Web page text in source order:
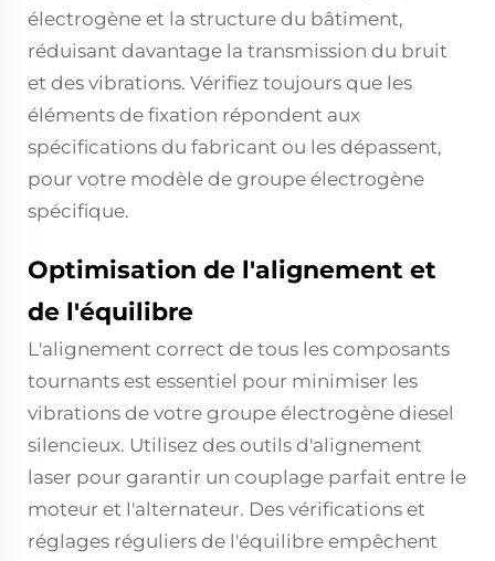
électrogène et la structure du bâtiment,
réduisant davantage la transmission du bruit
et des vibrations. Vérifiez toujours que les
éléments de fixation répondent aux
spécifications du fabricant ou les dépassent,
pour votre modèle de groupe électrogène
spécifique.
Optimisation de l'alignement et
de l'équilibre
L'alignement correct de tous les composants
tournants est essentiel pour minimiser les
vibrations de votre groupe électrogène diesel
silencieux. Utilisez des outils d'alignement
laser pour garantir un couplage parfait entre le
moteur et l'alternateur. Des vérifications et
réglages réguliers de l'équilibre empêchent